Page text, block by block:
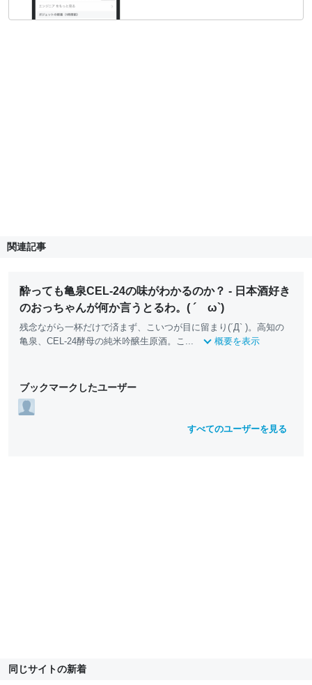
関連記事
酔っても亀泉CEL-24の味がわかるのか？ - 日本酒好き
のおっちゃんが何か言うとるわ。( ´ ω`)
残念ながら一杯だけで済まず、こいつが目に留まり(´Д` )。高知の
亀泉、CEL-24酵母の純米吟醸生原酒。こ...
概要を表示
ブックマークしたユーザー
すべてのユーザーを見る
同じサイトの新着